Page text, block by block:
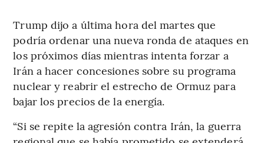
Trump dijo a última hora del martes que
podría ordenar una nueva ronda de ataques en
los próximos días mientras intenta forzar a
Irán a hacer concesiones sobre su programa
nuclear y reabrir el estrecho de Ormuz para
bajar los precios de la energía.
“Si se repite la agresión contra Irán, la guerra